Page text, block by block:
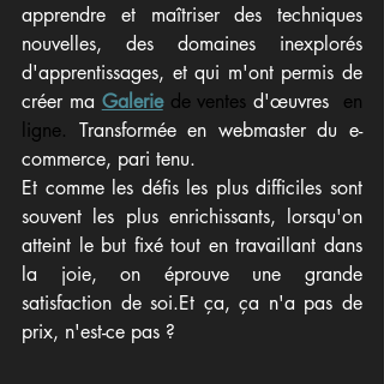
apprendre et maîtriser des techniques
nouvelles, des domaines inexplorés
d'apprentissages, et qui m'ont permis de
créer ma Galerie de ventes d'œuvres
en
ligne. Transformée en webmaster du e-
commerce, pari tenu.
Et comme les défis les plus difficiles sont
souvent les plus enrichissants, lorsqu'on
atteint le but fixé tout en travaillant dans
la joie, on éprouve une grande
satisfaction de soi.Et ça, ça n'a pas de
prix, n'est-ce pas ?